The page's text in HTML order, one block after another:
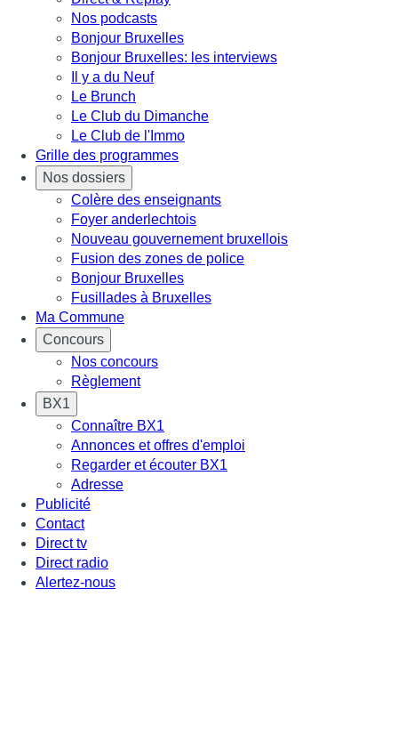
Nos podcasts
Bonjour Bruxelles
Bonjour Bruxelles: les interviews
Il y a du Neuf
Le Brunch
Le Club du Dimanche
Le Club de l'Immo
Grille des programmes
Nos dossiers
Colère des enseignants
Foyer anderlechtois
Nouveau gouvernement bruxellois
Fusion des zones de police
Bonjour Bruxelles
Fusillades à Bruxelles
Ma Commune
Concours
Nos concours
Règlement
BX1
Connaître BX1
Annonces et offres d'emploi
Regarder et écouter BX1
Adresse
Publicité
Contact
Direct tv
Direct radio
Alertez-nous